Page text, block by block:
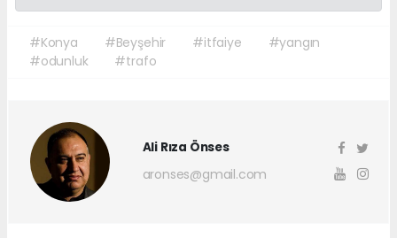
#Konya #Beyşehir #itfaiye
#yangın
#odunluk
#trafo
Ali Rıza Önses
aronses@gmail.com